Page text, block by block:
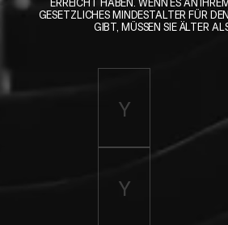
GESETZLICHES MINDESTALTER FÜR
GIBT, MÜSSEN SIE ÄLTER